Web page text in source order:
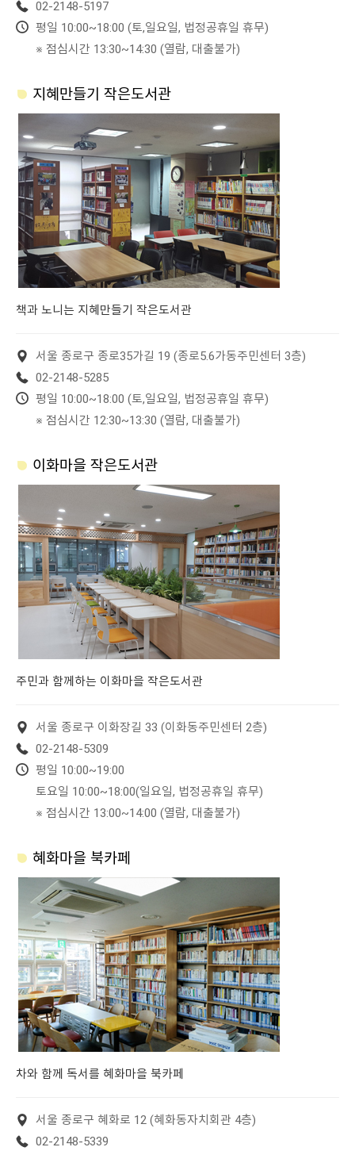
02-2148-5197
평일 10:00~18:00 (토,일요일, 법정공휴일 휴무)
※ 점심시간 13:30~14:30 (열람, 대출불가)
지혜만들기 작은도서관
책과 노니는 지혜만들기 작은도서관
서울 종로구 종로35가길 19 (종로5.6가동주민센터 3층)
02-2148-5285
평일 10:00~18:00 (토,일요일, 법정공휴일 휴무)
※ 점심시간 12:30~13:30 (열람, 대출불가)
이화마을 작은도서관
주민과 함께하는 이화마을 작은도서관
서울 종로구 이화장길 33 (이화동주민센터 2층)
02-2148-5309
평일 10:00~19:00
토요일 10:00~18:00(일요일, 법정공휴일 휴무)
※ 점심시간 13:00~14:00 (열람, 대출불가)
혜화마을 북카페
차와 함께 독서를 혜화마을 북카페
서울 종로구 혜화로 12 (혜화동자치회관 4층)
02-2148-5339